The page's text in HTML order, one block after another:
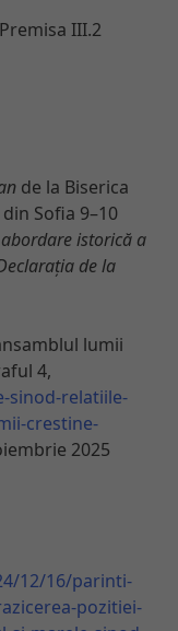
III.2
de la Biserica
Sofia 9–10
istorică a
de la
lumii
4,
sinod-relatiile-
crestine-
2025
12/16/parinti-
pozitiei-